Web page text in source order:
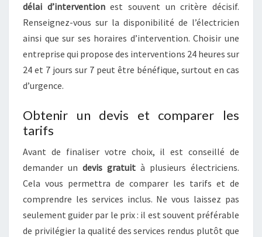
délai d’interventionest souvent un critère décisif.
Renseignez-vous sur la disponibilité de l’électricien
ainsi que sur ses horaires d’intervention. Choisir une
entreprise qui propose des interventions 24 heures sur
24 et 7 jours sur 7 peut être bénéfique, surtout en cas
d’urgence.
Obtenir un devis et comparer les
tarifs
Avant de finaliser votre choix, il est conseillé de
demander un devis gratuit à plusieurs électriciens.
Cela vous permettra de comparer les tarifs et de
comprendre les services inclus. Ne vous laissez pas
seulement guider par le prix : il est souvent préférable
de privilégier la qualité des services rendus plutôt que